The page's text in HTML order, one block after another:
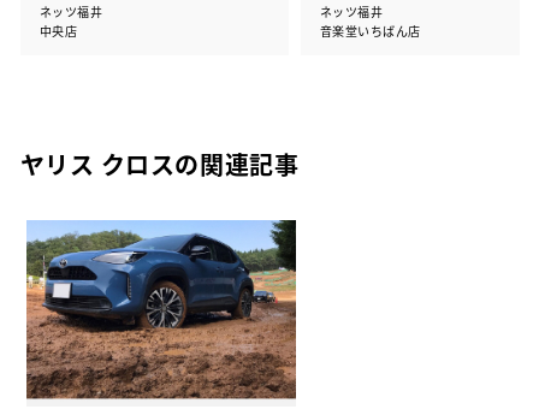
ネッツ福井
中央店
ネッツ福井
音楽堂いちばん店
ヤリス クロスの関連記事